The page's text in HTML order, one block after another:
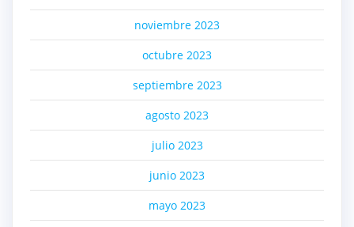
noviembre 2023
octubre 2023
septiembre 2023
agosto 2023
julio 2023
junio 2023
mayo 2023